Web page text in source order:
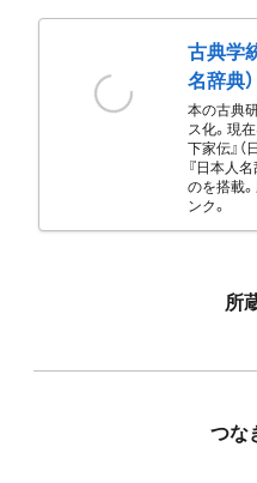
古典学
名辞典）
本の古典
ス化。現
下家伝』
『日本人
のを搭載
ンク。
所
つな